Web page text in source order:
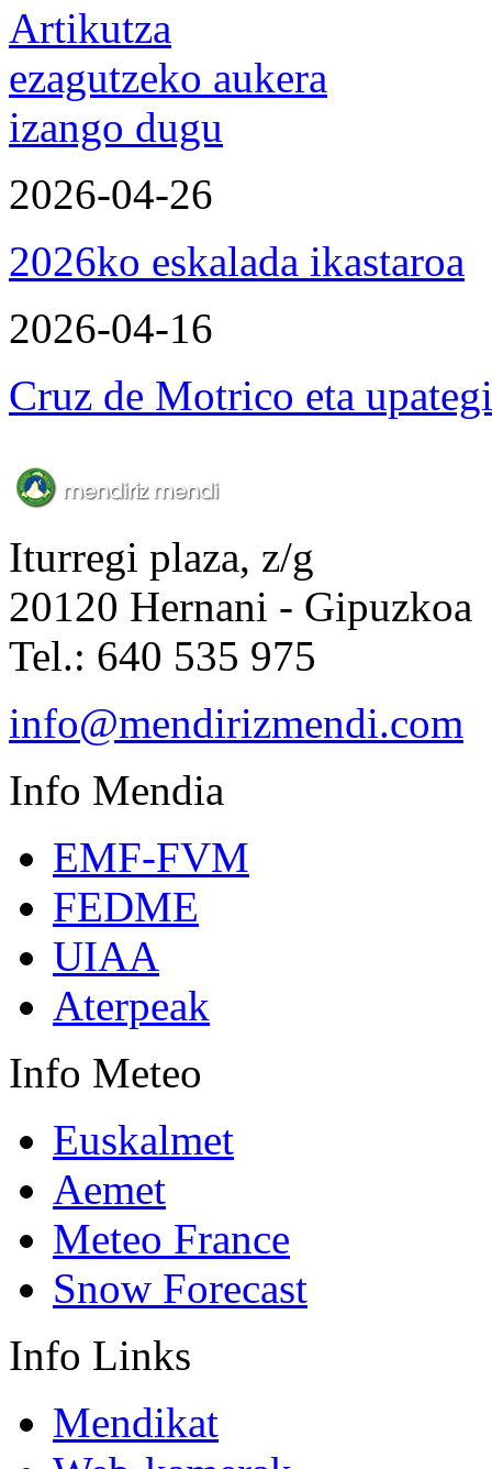
Artikutza
ezagutzeko aukera
izango dugu
2026-04-26
2026ko eskalada ikastaroa
2026-04-16
Cruz de Motrico eta
Iturregi plaza, z/g
20120 Hernani - Gipuzkoa
Tel.: 640 535 975
info@mendirizmendi.com
Info Mendia
EMF-FVM
FEDME
UIAA
Aterpeak
Info Meteo
Euskalmet
Aemet
Meteo France
Snow Forecast
Info Links
Mendikat